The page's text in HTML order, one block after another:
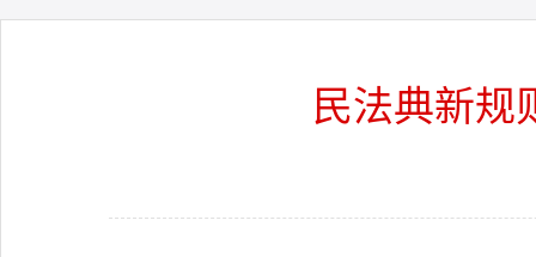
民法典新规